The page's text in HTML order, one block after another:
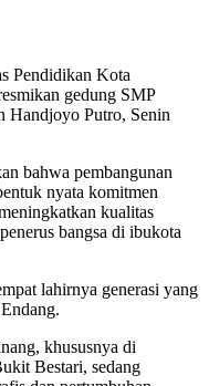
Pendidikan Kota
gedung SMP
Handjoyo Putro, Senin
bahwa pembangunan
nyata komitmen
kualitas
bangsa di ibukota
lahirnya generasi yang
khususnya di
Bestari, sedang